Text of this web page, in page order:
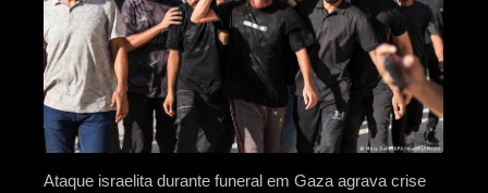
Ataque israelita durante funeral em Gaza agrava crise